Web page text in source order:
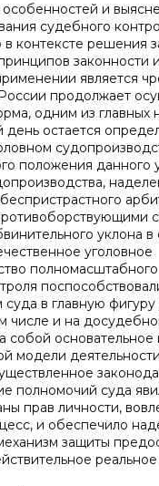
и
судебного
в контексте решения
законности
является
продолжает
одним из главных
день остается
положения данного
уклона в
уголовное
полномасштабного
в главную фигуру
числе и на
собой
модели
полномочий суда
прав личности,
и обеспечило
защиты